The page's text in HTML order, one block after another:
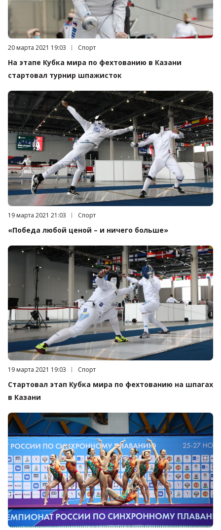
Дата публикации:
20 марта 2021 19:03 Категория:
Спорт
На этапе Кубка мира по фехтованию в Казани
стартовал турнир шпажисток
Дата публикации:
19 марта 2021 21:03 Категория:
Спорт
«Победа любой ценой – и ничего больше»
Дата публикации:
19 марта 2021 19:03 Категория:
Спорт
Стартовал этап Кубка мира по фехтованию на шпагах
в Казани